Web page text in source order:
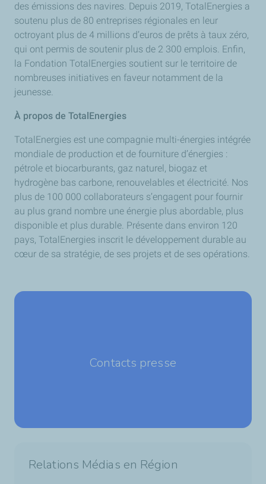
des émissions des navires. Depuis 2019, TotalEnergies a
soutenu plus de 80 entreprises régionales en leur
octroyant plus de 4 millions d’euros de prêts à taux zéro,
qui ont permis de soutenir plus de 2 300 emplois. Enfin,
la Fondation TotalEnergies soutient sur le territoire de
nombreuses initiatives en faveur notamment de la
jeunesse.
À propos de TotalEnergies
TotalEnergies est une compagnie multi-énergies intégrée
mondiale de production et de fourniture d’énergies :
pétrole et biocarburants, gaz naturel, biogaz et
hydrogène bas carbone, renouvelables et électricité. Nos
plus de 100 000 collaborateurs s’engagent pour fournir
au plus grand nombre une énergie plus abordable, plus
disponible et plus durable. Présente dans environ 120
pays, TotalEnergies inscrit le développement durable au
cœur de sa stratégie, de ses projets et de ses opérations.
Contacts presse
Relations Médias en Région